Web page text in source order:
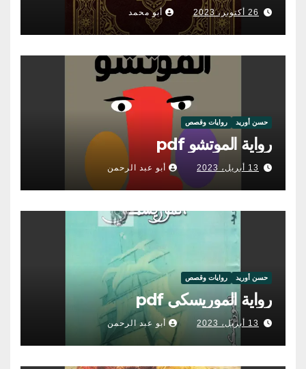
26 أكتوبر، 2023 أبو محمد
حسن أوريد روايات وقصص
رواية الموتشو pdf
13 أبريل، 2023 أبو عبد الرحمن
حسن أوريد روايات وقصص
رواية الموريسكي pdf
13 أبريل، 2023 أبو عبد الرحمن